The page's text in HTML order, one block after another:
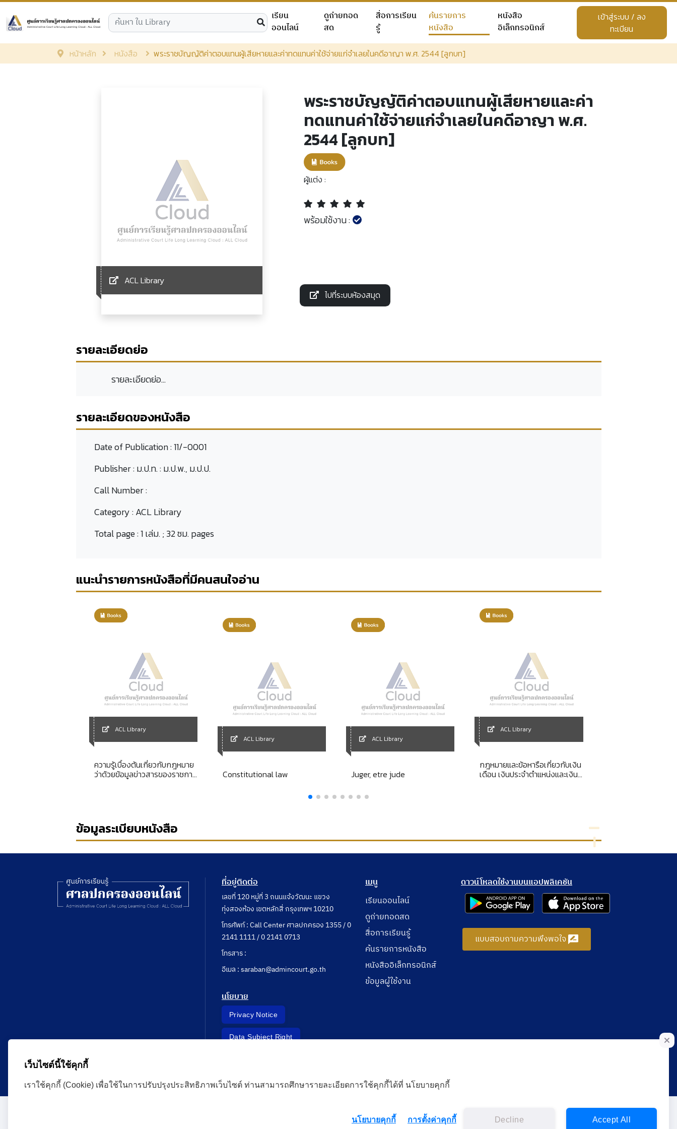
เรียน
ออนไลน์
ดูถ่ายทอด
สด
สื่อการเรียน
รู้
ค้นรายการ
หนังสือ
หนังสือ
อิเล็กทรอนิกส์
เข้าสู่ระบบ / ลง
ทะเบียน
หน้าหลัก หนังสือ พระราชบัญญัติค่าตอบแทนผู้เสียหายและค่าทดแทนค่าใช้จ่ายแก่จำเลยในคดีอาญา พ.ศ. 2544 [ลูกบท]
ACL Library
พระราชบัญญัติค่าตอบแทนผู้เสียหายและค่า
ทดแทนค่าใช้จ่ายแก่จำเลยในคดีอาญา พ.ศ.
2544 [ลูกบท]
ผู้แต่ง :
พร้อมใช้งาน :
ไปที่ระบบห้องสมุด
รายละเอียดย่อ
รายละเอียดย่อ...
รายละเอียดของหนังสือ
Date of Publication :11/-0001
Publisher :ม.ป.ท. : ม.ป.พ., ม.ป.ป.
Call Number :
Category :ACL Library
Total page :1 เล่ม. ; 32 ซม. pages
แนะนำรายการหนังสือที่มีคนสนใจอ่าน
ACL Library
ความรู้เบื้องต้นเกี่ยวกับกฎหมาย
ว่าด้วยข้อมูลข่าวสารของราชการ
ACL Library
Constitutional law
ACL Library
Juger, etre jude
ACL Library
กฎหมายและข้อหารือเกี่ยวกับเงิน
เดือน เงินประจำตำแหน่งและเงิน
ข้อมูลระเบียบหนังสือ
ที่อยู่ติดต่อ
เลขที่ 120 หมู่ที่ 3 ถนนแจ้งวัฒนะ แขวง
ทุ่งสองห้อง เขตหลักสี่ กรุงเทพฯ 10210
โทรศัพท์ : Call Center ศาลปกครอง 1355 / 0
2141 1111 / 0 2141 0713
โทรสาร :
อีเมล : saraban@admincourt.go.th
นโยบาย
Privacy Notice
Data Subject Right
เมนู
เรียนออนไลน์
ดูถ่ายทอดสด
สื่อการเรียนรู้
ค้นรายการหนังสือ
หนังสืออิเล็กทรอนิกส์
ข้อมูลผู้ใช้งาน
ดาวน์โหลดใช้งานบนแอปพลิเคชัน
แบบสอบถามความพึงพอใจ
เว็บไซต์นี้ใช้คุกกี้
เราใช้คุกกี้ (Cookie) เพื่อใช้ในการปรับปรุงประสิทธิภาพเว็บไซต์ ท่านสามารถศึกษารายละเอียดการใช้คุกกี้ได้ที่ นโยบายคุกกี้
นโยบายคุกกี้ การตั้งค่าคุกกี้ Decline Accept All